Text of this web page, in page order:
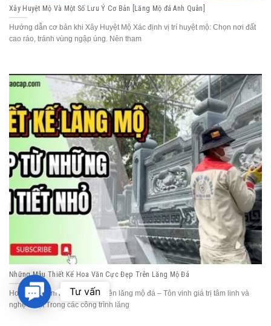
Xây Huyệt Mộ Và Một Số Lưu Ý Cơ Bản [Lăng Mộ đá Anh Quân]
Hướng dẫn cơ bản khi Xây Huyệt Mộ Xác định vị trí huyệt mộ: Chọn nơi đất
cao ráo, tránh vùng ngập úng. Nên tham
Những Mẫu Thiết Kế Hoa Văn Cực Đẹp Trên Lăng Mộ Đá
Hoa văn chạm khắc tinh xảo trên lăng mộ đá – Tôn vinh giá trị tâm linh và
nghệ thuật Trong các công trình lăng
Contact
Us
Tư vấn